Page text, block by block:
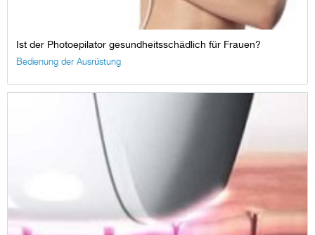
Ist der Photoepilator gesundheitsschädlich für Frauen?
Bedienung der Ausrüstung